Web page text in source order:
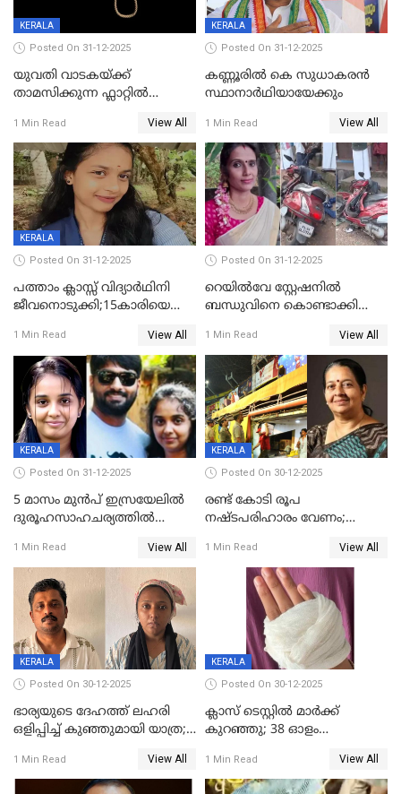
KERALA
Posted On 31-12-2025
യുവതി വാടകയ്ക്ക്
താമസിക്കുന്ന ഫ്ലാറ്റില്‍
സംഭവം കൈതപ്പൊയിലില്‍
1 Min Read View All
KERALA
Posted On 31-12-2025
കണ്ണൂരിൽ കെ സുധാകരൻ
സ്ഥാനാർഥിയായേക്കും
1 Min Read View All
KERALA
Posted On 31-12-2025
പത്താം ക്ലാസ്സ് വിദ്യാര്‍ഥിനി
ജീവനൊടുക്കി;15കാരിയെ
കിടപ്പുമുറിയില്‍ തൂങ്ങി മരിച്ച
നിലയിൽ
1 Min Read View All
Posted On 31-12-2025
റെയിൽവേ സ്റ്റേഷനിൽ
ബന്ധുവിനെ കൊണ്ടാക്കി
ലോറി സ്കൂട്ടറിൽ ഇടിച്ചു :
യുവതിക്ക് ദാരുണാന്ത്യം
1 Min Read View All
KERALA
Posted On 31-12-2025
5 മാസം മുൻപ് ഇസ്രയേലിൽ
ദുരൂഹസാഹചര്യത്തിൽ
മലയാളി യുവാവിന്റെ ഭാര്യയും
മരിച്ചു
1 Min Read View All
KERALA
Posted On 30-12-2025
രണ്ട് കോടി രൂപ
നഷ്ടപരിഹാരം വേണം;
നോട്ടീസയച്ച് ഉമാ തോമസ്
1 Min Read View All
KERALA
Posted On 30-12-2025
ഭാര്യയുടെ ദേഹത്ത് ലഹരി
ഒളിപ്പിച്ച് കുഞ്ഞുമായി യാത്ര;
പിടികൂടി പൊലീസ്
1 Min Read View All
KERALA
Posted On 30-12-2025
ക്ലാസ് ടെസ്റ്റിൽ മാർക്ക്
കുറഞ്ഞു; 38 ഓളം
സെന്ററിലെ അധ്യാപകന്‍
മർദിച്ചതായി പരാതി
1 Min Read View All